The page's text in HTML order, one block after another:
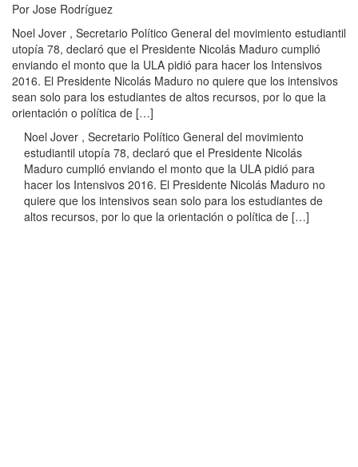
Por Jose Rodríguez
Noel Jover , Secretario Político General del movimiento estudiantil
utopía 78, declaró que el Presidente Nicolás Maduro cumplió
enviando el monto que la ULA pidió para hacer los Intensivos
2016. El Presidente Nicolás Maduro no quiere que los intensivos
sean solo para los estudiantes de altos recursos, por lo que la
orientación o política de […]
Noel Jover , Secretario Político General del movimiento
estudiantil utopía 78, declaró que el Presidente Nicolás
Maduro cumplió enviando el monto que la ULA pidió para
hacer los Intensivos 2016. El Presidente Nicolás Maduro no
quiere que los intensivos sean solo para los estudiantes de
altos recursos, por lo que la orientación o política de […]